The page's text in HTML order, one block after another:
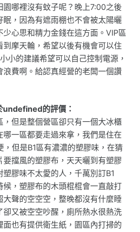
園哪裡沒有蚊子呢？晚上7:00之後
眠，因為有遮雨棚也不會被太陽曬
心思和精力金錢在這方面。VIP區
到摩天輪，希望以後有機會可以住
小的建議希望可以自己控制電源，
浪費啊。給認真經營的老闆一個讚
的評價：
，但是整個營區卻只有一個大冰櫃
哪一區都要走過來拿，我們是住在
，但是B1區有濃濃的塑膠味，在猜
要擋風的塑膠布，天天曬到有塑膠
膠味不太愛的人，千萬別訂B1
候，塑膠布的木頭棍棍會一直敲打
大聲的空空空，整晚都沒有什麼睡
卻又被空空吵醒，廁所熱水很熱洗
面也有提供衛生紙，園區內打掃的